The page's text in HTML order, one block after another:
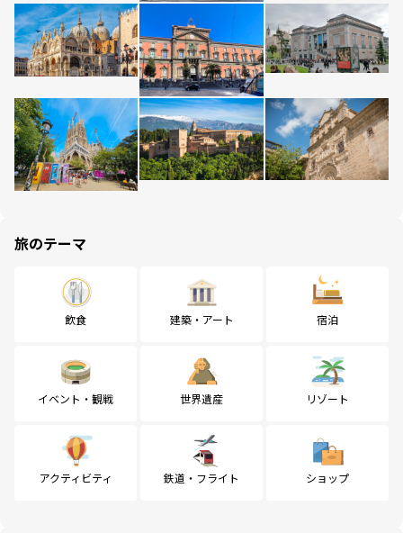
旅のテーマ
飲食 建築・アート 宿泊
イベント・観戦 世界遺産 リゾート
アクティビティ 鉄道・フライト ショップ